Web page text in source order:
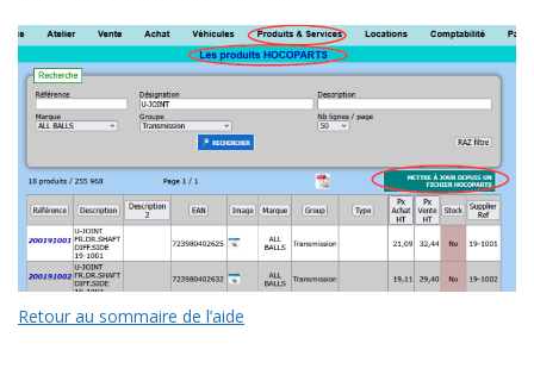
Retour au sommaire de l’aide